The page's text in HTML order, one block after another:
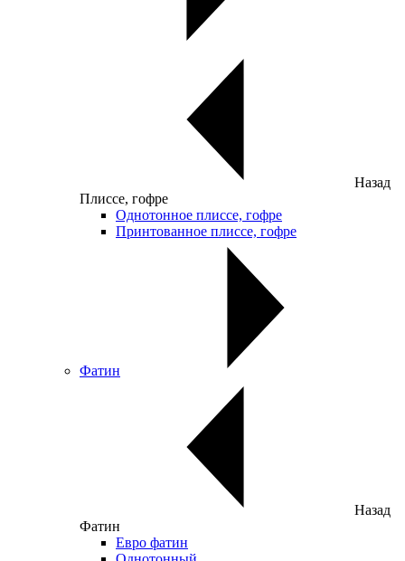
Назад
Плиссе, гофре
Однотонное плиссе, гофре
Принтованное плиссе, гофре
Фатин
Назад
Фатин
Евро фатин